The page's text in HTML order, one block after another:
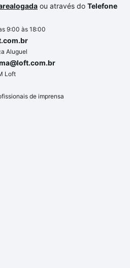
ou através do Telefone
9:00 às 18:00
Aluguel
Loft
de imprensa